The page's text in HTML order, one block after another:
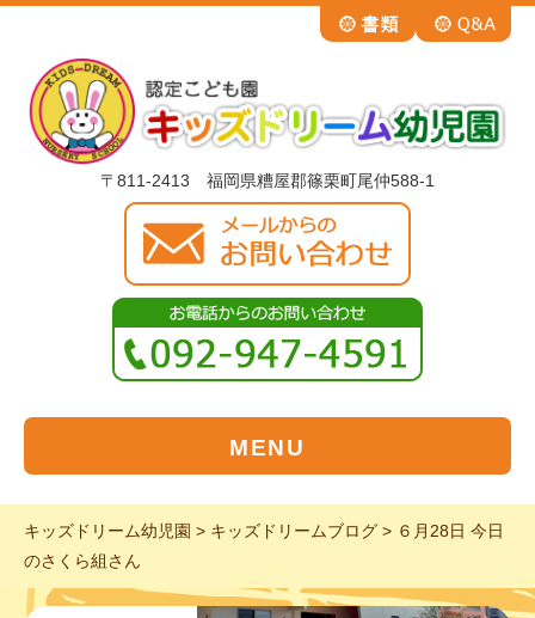
〒811-2413 福岡県糟屋郡篠栗町尾仲588-1
MENU
キッズドリーム幼児園 > キッズドリームブログ > ６月28日 今日
のさくら組さん